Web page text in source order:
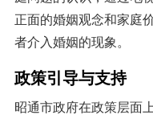
正面的婚姻观念和家庭
者介入婚姻的现象。
政策引导与支持
昭通市政府在政策层面